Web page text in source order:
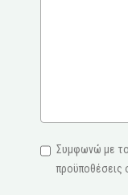
Συμφωνώ με
προϋποθέσεις